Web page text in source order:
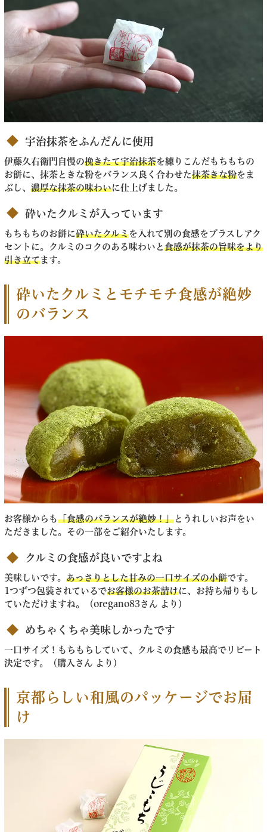
宇治抹茶をふんだんに使用
伊藤久右衛門自慢の挽きたて宇治抹茶を練りこんだもちもちの
お餅に、抹茶ときな粉をバランス良く合わせた抹茶きな粉をま
ぶし、 濃厚な抹茶の味わいに仕上げました。
砕いたクルミが入っています
もちもちのお餅に砕いたクルミを入れて別の食感をプラスしアク
セントに。クルミのコクのある味わいと 食感が抹茶の旨味をより
引き立てます。
砕いたクルミとモチモチ食感が絶妙
のバランス
お客様からも「食感のバランスが絶妙！」 とうれしいお声をい
ただきました。その一部をご紹介いたします。
クルミの食感が良いですよね
美味しいです。 あっさりとした甘みの一口サイズの小餅です。
1つずつ包装されているでお客様のお茶請けに、お持ち帰りもし
ていただけますね。（oregano83さん より）
めちゃくちゃ美味しかったです
一口サイズ！もちもちしていて、クルミの食感も最高でリピート
決定です。（購入さん より）
京都らしい和風のパッケージでお届
け